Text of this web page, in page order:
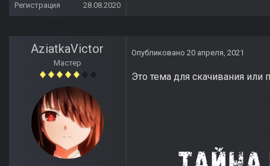
Регистрация
28.08.2020
AziatkaVictor
Мастер
Опубликовано 20 апреля, 2021
Это тема для скачивания